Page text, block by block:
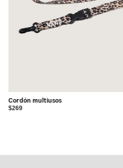
- Ajuste cómodo para uso diario
- Paquete de 3 pares
Cordón multiusos
$269